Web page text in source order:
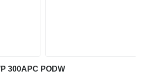
300APC PODW